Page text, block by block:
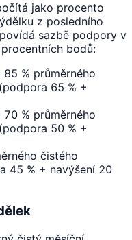
jako procento
z posledního
sazbě podpory v
bodů:
85 % průměrného
65 % +
70 % průměrného
50 % +
čistého
45 % + navýšení 20